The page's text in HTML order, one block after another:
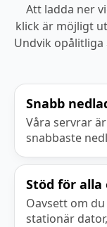
Att ladda ner
klick är möjligt
Undvik opålitliga
Snabb
Våra servrar
snabbaste
Stöd för
Oavsett om
stationär